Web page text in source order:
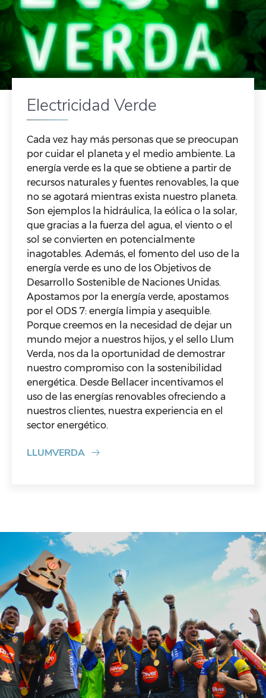
Electricidad Verde
Cada vez hay más personas que se preocupan
por cuidar el planeta y el medio ambiente. La
energía verde es la que se obtiene a partir de
recursos naturales y fuentes renovables, la que
no se agotará mientras exista nuestro planeta.
Son ejemplos la hidráulica, la eólica o la solar,
que gracias a la fuerza del agua, el viento o el
sol se convierten en potencialmente
inagotables. Además, el fomento del uso de la
energía verde es uno de los Objetivos de
Desarrollo Sostenible de Naciones Unidas.
Apostamos por la energía verde, apostamos
por el ODS 7: energía limpia y asequible.
Porque creemos en la necesidad de dejar un
mundo mejor a nuestros hijos, y el sello Llum
Verda, nos da la oportunidad de demostrar
nuestro compromiso con la sostenibilidad
energética. Desde Bellacer incentivamos el
uso de las energías renovables ofreciendo a
nuestros clientes, nuestra experiencia en el
sector energético.
LLUMVERDA